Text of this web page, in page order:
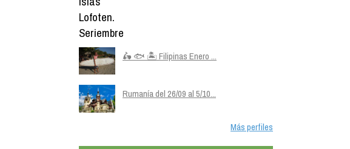
🛵 🐟 🏝️ Filipinas Enero ...
Rumanía del 26/09 al 5/10...
Más perfiles